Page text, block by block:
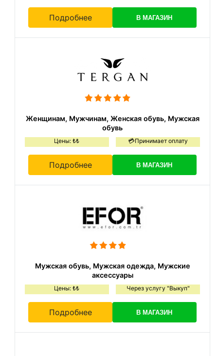
Подробнее В МАГАЗИН
Женщинам, Мужчинам, Женская обувь, Мужская
обувь
Цены: ₺₺ 💳Принимает оплату
Подробнее В МАГАЗИН
Мужская обувь, Мужская одежда, Мужские
аксессуары
Цены: ₺₺ Через услугу "Выкуп"
Подробнее В МАГАЗИН